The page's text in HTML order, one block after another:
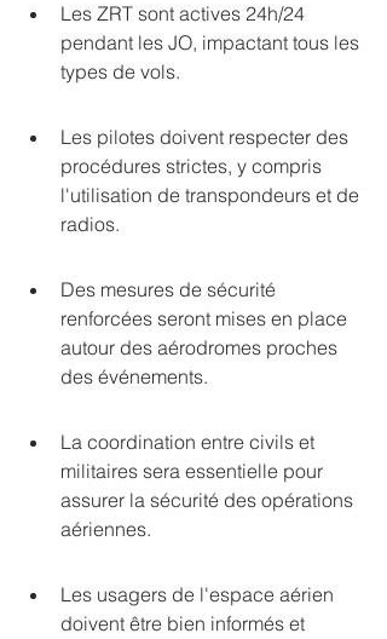
Les ZRT sont actives 24h/24
pendant les JO, impactant tous les
types de vols.
Les pilotes doivent respecter des
procédures strictes, y compris
l'utilisation de transpondeurs et de
radios.
Des mesures de sécurité
renforcées seront mises en place
autour des aérodromes proches
des événements.
La coordination entre civils et
militaires sera essentielle pour
assurer la sécurité des opérations
aériennes.
Les usagers de l'espace aérien
doivent être bien informés et